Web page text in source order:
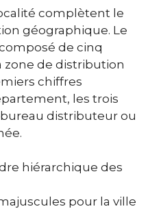
complètent le
géographique. Le
de cinq
zone de distribution
chiffres
les trois
distributeur ou
hiérarchique des
pour la ville